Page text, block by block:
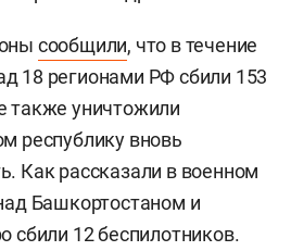
сообщили, что в течение
18 регионами РФ сбили 153
также уничтожили
республику вновь
Как рассказали в военном
Башкортостаном и
сбили 12 беспилотников.